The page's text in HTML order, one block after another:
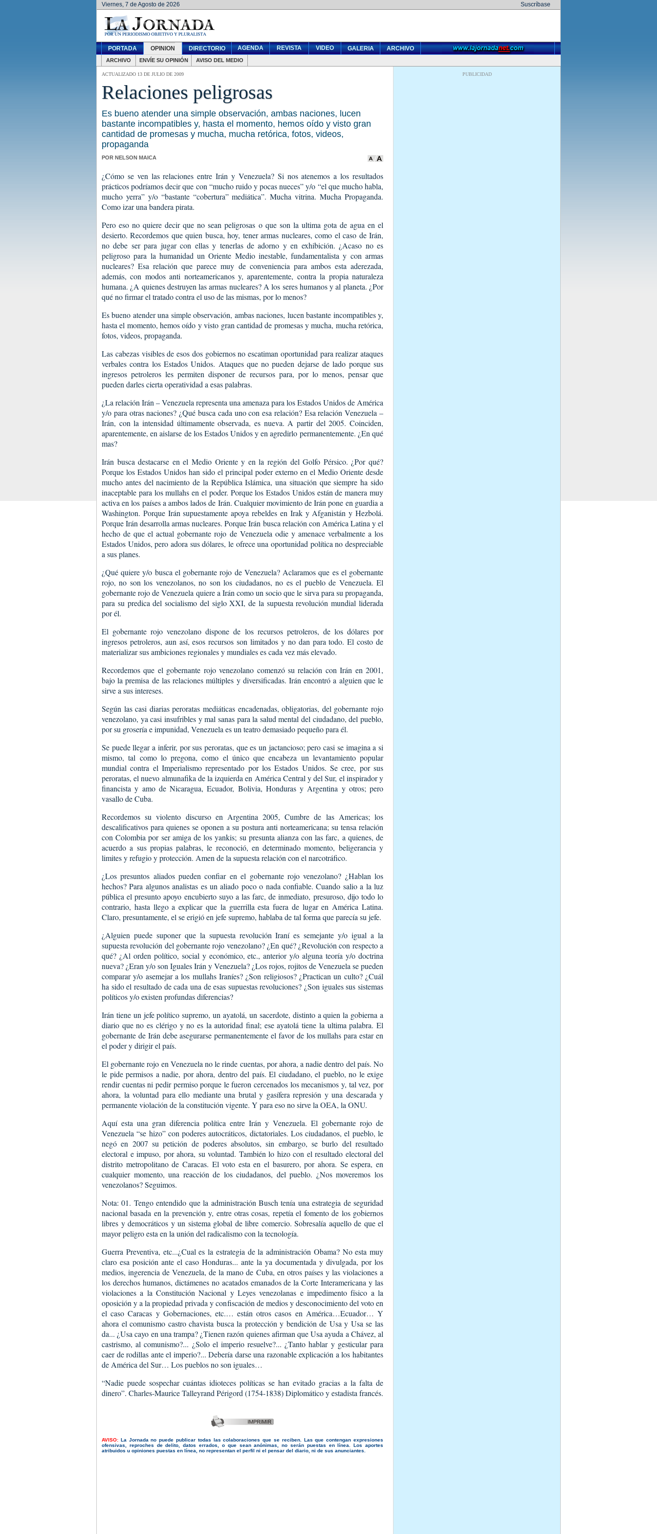
Viernes, 7 de Agosto de 2026 Suscríbase
PORTADA OPINION DIRECTORIO AGENDA REVISTA VIDEO GALERIA ARCHIVO
ARCHIVO ENVÍE SU OPINIÓN AVISO DEL MEDIO
PUBLICIDAD
ACTUALIZADO 13 DE JULIO DE 2009
Relaciones peligrosas
Es bueno atender una simple observación, ambas naciones, lucen
bastante incompatibles y, hasta el momento, hemos oído y visto gran
cantidad de promesas y mucha, mucha retórica, fotos, videos,
propaganda
POR NELSON MAICA
¿Cómo se ven las relaciones entre Irán y Venezuela? Si nos atenemos a los resultados
prácticos podríamos decir que con “mucho ruido y pocas nueces” y/o “el que mucho habla,
mucho yerra” y/o “bastante “cobertura” mediática”. Mucha vitrina. Mucha Propaganda.
Como izar una bandera pirata.
Pero eso no quiere decir que no sean peligrosas o que son la ultima gota de agua en el
desierto. Recordemos que quien busca, hoy, tener armas nucleares, como el caso de Irán,
no debe ser para jugar con ellas y tenerlas de adorno y en exhibición. ¿Acaso no es
peligroso para la humanidad un Oriente Medio inestable, fundamentalista y con armas
nucleares? Esa relación que parece muy de conveniencia para ambos esta aderezada,
además, con modos anti norteamericanos y, aparentemente, contra la propia naturaleza
humana. ¿A quienes destruyen las armas nucleares? A los seres humanos y al planeta. ¿Por
qué no firmar el tratado contra el uso de las mismas, por lo menos?
Es bueno atender una simple observación, ambas naciones, lucen bastante incompatibles y,
hasta el momento, hemos oído y visto gran cantidad de promesas y mucha, mucha retórica,
fotos, videos, propaganda.
Las cabezas visibles de esos dos gobiernos no escatiman oportunidad para realizar ataques
verbales contra los Estados Unidos. Ataques que no pueden dejarse de lado porque sus
ingresos petroleros les permiten disponer de recursos para, por lo menos, pensar que
pueden darles cierta operatividad a esas palabras.
¿La relación Irán – Venezuela representa una amenaza para los Estados Unidos de América
y/o para otras naciones? ¿Qué busca cada uno con esa relación? Esa relación Venezuela –
Irán, con la intensidad últimamente observada, es nueva. A partir del 2005. Coinciden,
aparentemente, en aislarse de los Estados Unidos y en agredirlo permanentemente. ¿En qué
mas?
Irán busca destacarse en el Medio Oriente y en la región del Golfo Pérsico. ¿Por qué?
Porque los Estados Unidos han sido el principal poder externo en el Medio Oriente desde
mucho antes del nacimiento de la República Islámica, una situación que siempre ha sido
inaceptable para los mullahs en el poder. Porque los Estados Unidos están de manera muy
activa en los países a ambos lados de Irán. Cualquier movimiento de Irán pone en guardia a
Washington. Porque Irán supuestamente apoya rebeldes en Irak y Afganistán y Hezbolá.
Porque Irán desarrolla armas nucleares. Porque Irán busca relación con América Latina y el
hecho de que el actual gobernante rojo de Venezuela odie y amenace verbalmente a los
Estados Unidos, pero adora sus dólares, le ofrece una oportunidad política no despreciable
a sus planes.
¿Qué quiere y/o busca el gobernante rojo de Venezuela? Aclaramos que es el gobernante
rojo, no son los venezolanos, no son los ciudadanos, no es el pueblo de Venezuela. El
gobernante rojo de Venezuela quiere a Irán como un socio que le sirva para su propaganda,
para su predica del socialismo del siglo XXI, de la supuesta revolución mundial liderada
por él.
El gobernante rojo venezolano dispone de los recursos petroleros, de los dólares por
ingresos petroleros, aun así, esos recursos son limitados y no dan para todo. El costo de
materializar sus ambiciones regionales y mundiales es cada vez más elevado.
Recordemos que el gobernante rojo venezolano comenzó su relación con Irán en 2001,
bajo la premisa de las relaciones múltiples y diversificadas. Irán encontró a alguien que le
sirve a sus intereses.
Según las casi diarias peroratas mediáticas encadenadas, obligatorias, del gobernante rojo
venezolano, ya casi insufribles y mal sanas para la salud mental del ciudadano, del pueblo,
por su grosería e impunidad, Venezuela es un teatro demasiado pequeño para él.
Se puede llegar a inferir, por sus peroratas, que es un jactancioso; pero casi se imagina a si
mismo, tal como lo pregona, como el único que encabeza un levantamiento popular
mundial contra el Imperialismo representado por los Estados Unidos. Se cree, por sus
peroratas, el nuevo almunafika de la izquierda en América Central y del Sur, el inspirador y
financista y amo de Nicaragua, Ecuador, Bolivia, Honduras y Argentina y otros; pero
vasallo de Cuba.
Recordemos su violento discurso en Argentina 2005, Cumbre de las Americas; los
descalificativos para quienes se oponen a su postura anti norteamericana; su tensa relación
con Colombia por ser amiga de los yankis; su presunta alianza con las farc, a quienes, de
acuerdo a sus propias palabras, le reconoció, en determinado momento, beligerancia y
limites y refugio y protección. Amen de la supuesta relación con el narcotráfico.
¿Los presuntos aliados pueden confiar en el gobernante rojo venezolano? ¿Hablan los
hechos? Para algunos analistas es un aliado poco o nada confiable. Cuando salio a la luz
pública el presunto apoyo encubierto suyo a las farc, de inmediato, presuroso, dijo todo lo
contrario, hasta llego a explicar que la guerrilla esta fuera de lugar en América Latina.
Claro, presuntamente, el se erigió en jefe supremo, hablaba de tal forma que parecía su jefe.
¿Alguien puede suponer que la supuesta revolución Iraní es semejante y/o igual a la
supuesta revolución del gobernante rojo venezolano? ¿En qué? ¿Revolución con respecto a
qué? ¿Al orden político, social y económico, etc., anterior y/o alguna teoría y/o doctrina
nueva? ¿Eran y/o son Iguales Irán y Venezuela? ¿Los rojos, rojitos de Venezuela se pueden
comparar y/o asemejar a los mullahs Iraníes? ¿Son religiosos? ¿Practican un culto? ¿Cuál
ha sido el resultado de cada una de esas supuestas revoluciones? ¿Son iguales sus sistemas
políticos y/o existen profundas diferencias?
Irán tiene un jefe político supremo, un ayatolá, un sacerdote, distinto a quien la gobierna a
diario que no es clérigo y no es la autoridad final; ese ayatolá tiene la ultima palabra. El
gobernante de Irán debe asegurarse permanentemente el favor de los mullahs para estar en
el poder y dirigir el país.
El gobernante rojo en Venezuela no le rinde cuentas, por ahora, a nadie dentro del país. No
le pide permisos a nadie, por ahora, dentro del país. El ciudadano, el pueblo, no le exige
rendir cuentas ni pedir permiso porque le fueron cercenados los mecanismos y, tal vez, por
ahora, la voluntad para ello mediante una brutal y gasífera represión y una descarada y
permanente violación de la constitución vigente. Y para eso no sirve la OEA, la ONU.
Aquí esta una gran diferencia política entre Irán y Venezuela. El gobernante rojo de
Venezuela “se hizo” con poderes autocráticos, dictatoriales. Los ciudadanos, el pueblo, le
negó en 2007 su petición de poderes absolutos, sin embargo, se burlo del resultado
electoral e impuso, por ahora, su voluntad. También lo hizo con el resultado electoral del
distrito metropolitano de Caracas. El voto esta en el basurero, por ahora. Se espera, en
cualquier momento, una reacción de los ciudadanos, del pueblo. ¿Nos moveremos los
venezolanos? Seguimos.
Nota: 01. Tengo entendido que la administración Busch tenía una estrategia de seguridad
nacional basada en la prevención y, entre otras cosas, repetía el fomento de los gobiernos
libres y democráticos y un sistema global de libre comercio. Sobresalía aquello de que el
mayor peligro esta en la unión del radicalismo con la tecnología.
Guerra Preventiva, etc...¿Cual es la estrategia de la administración Obama? No esta muy
claro esa posición ante el caso Honduras... ante la ya documentada y divulgada, por los
medios, ingerencia de Venezuela, de la mano de Cuba, en otros países y las violaciones a
los derechos humanos, dictámenes no acatados emanados de la Corte Interamericana y las
violaciones a la Constitución Nacional y Leyes venezolanas e impedimento físico a la
oposición y a la propiedad privada y confiscación de medios y desconocimiento del voto en
el caso Caracas y Gobernaciones, etc.… están otros casos en América…Ecuador… Y
ahora el comunismo castro chavista busca la protección y bendición de Usa y Usa se las
da... ¿Usa cayo en una trampa? ¿Tienen razón quienes afirman que Usa ayuda a Chávez, al
castrismo, al comunismo?... ¿Solo el imperio resuelve?... ¿Tanto hablar y gesticular para
caer de rodillas ante el imperio?... Debería darse una razonable explicación a los habitantes
de América del Sur… Los pueblos no son iguales…
“Nadie puede sospechar cuántas idioteces políticas se han evitado gracias a la falta de
dinero”. Charles-Maurice Talleyrand Périgord (1754-1838) Diplomático y estadista francés.
AVISO: La Jornada no puede publicar todas las colaboraciones que se reciben. Las que contengan expresiones
ofensivas, reproches de delito, datos errados, o que sean anónimas, no serán puestas en línea. Los aportes
atribuidos u opiniones puestas en línea, no representan el perfil ni el pensar del diario, ni de sus anunciantes.